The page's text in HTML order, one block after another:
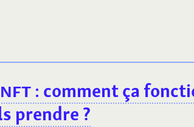
NFT : comment ça
prendre ?